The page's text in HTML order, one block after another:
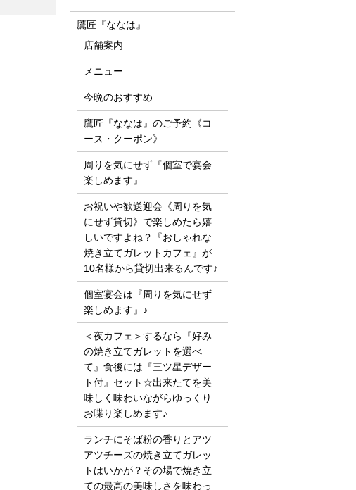
鷹匠『ななは』
店舗案内
メニュー
今晩のおすすめ
鷹匠『ななは』のご予約《コ
ース・クーポン》
周りを気にせず『個室で宴会
楽しめます』
お祝いや歓送迎会《周りを気
にせず貸切》で楽しめたら嬉
しいですよね？『おしゃれな
焼き立てガレットカフェ』が
10名様から貸切出来るんです♪
個室宴会は『周りを気にせず
楽しめます』♪
＜夜カフェ＞するなら『好み
の焼き立てガレットを選べ
て』食後には『三ツ星デザー
ト付』セット☆出来たてを美
味しく味わいながらゆっくり
お喋り楽しめます♪
ランチにそば粉の香りとアツ
アツチーズの焼き立てガレッ
トはいかが？その場で焼き立
ての最高の美味しさを味わっ